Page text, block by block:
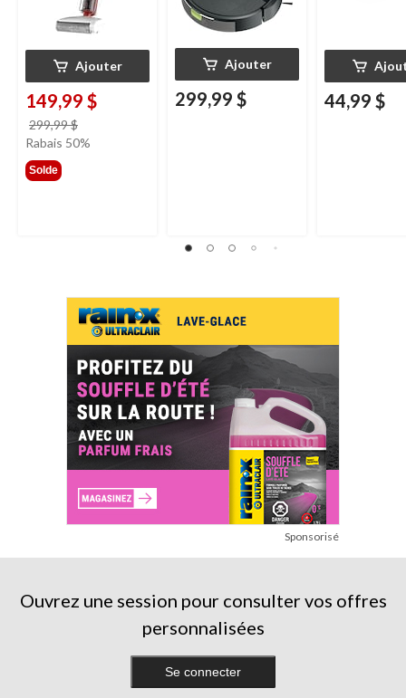
Ajouter
149,99 $
299,99 $
était
Rabais 50%
Solde
Ajouter
299,99 $ 44,99 $
Sponsorisé
Ouvrez une session pour consulter vos offres
personnalisées
Se connecter